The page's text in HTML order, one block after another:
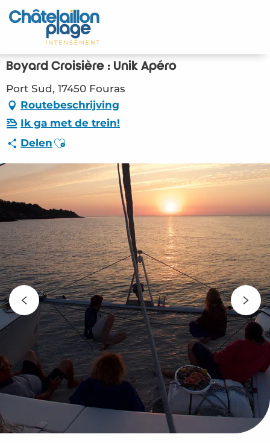
Aller
au
principal
Home – NL
Ontdek
Activiteiten
Leven
Afspraken
Uw verblijf - NL
LOI – Boyard Croisière : Unik Apéro (Fouras)
#3704452
Boyard Croisière : Unik Apéro
Port Sud, 17450 Fouras
Routebeschrijving
Ik ga met de trein!
Delen Ajouter aux favoris